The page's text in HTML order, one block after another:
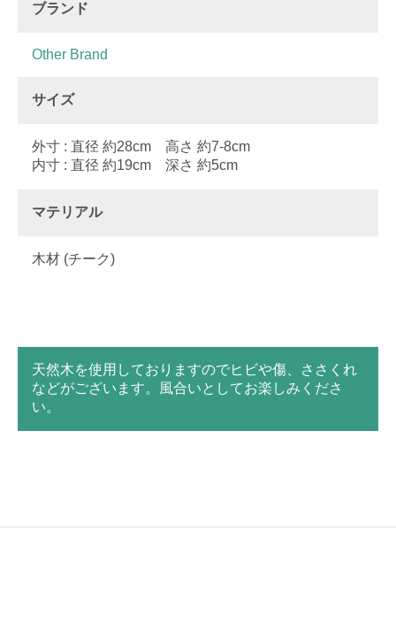
ブランド
Other Brand
サイズ
外寸 : 直径 約28cm 高さ 約7-8cm
内寸 : 直径 約19cm 深さ 約5cm
マテリアル
木材 (チーク)
天然木を使用しておりますのでヒビや傷、ささくれ
などがございます。風合いとしてお楽しみくださ
い。